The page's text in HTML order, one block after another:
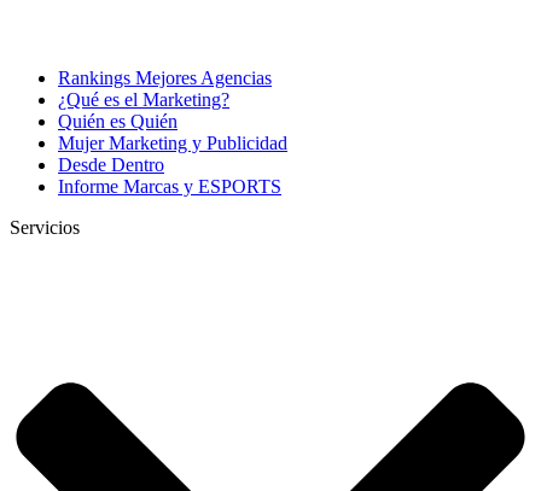
Rankings Mejores Agencias
¿Qué es el Marketing?
Quién es Quién
Mujer Marketing y Publicidad
Desde Dentro
Informe Marcas y ESPORTS
Servicios